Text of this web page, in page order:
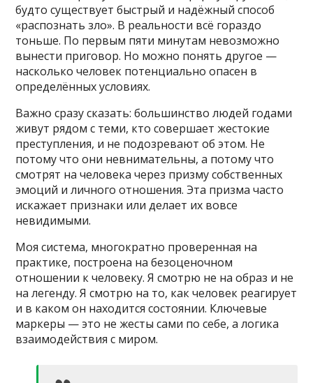
будто существует быстрый и надёжный способ
«распознать зло». В реальности всё гораздо
тоньше. По первым пяти минутам невозможно
вынести приговор. Но можно понять другое —
насколько человек потенциально опасен в
определённых условиях.
Важно сразу сказать: большинство людей годами
живут рядом с теми, кто совершает жестокие
преступления, и не подозревают об этом. Не
потому что они невнимательны, а потому что
смотрят на человека через призму собственных
эмоций и личного отношения. Эта призма часто
искажает признаки или делает их вовсе
невидимыми.
Моя система, многократно проверенная на
практике, построена на безоценочном
отношении к человеку. Я смотрю не на образ и не
на легенду. Я смотрю на то, как человек реагирует
и в каком он находится состоянии. Ключевые
маркеры — это не жесты сами по себе, а логика
взаимодействия с миром.